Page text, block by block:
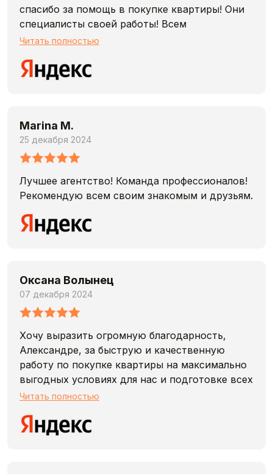
спасибо за помощь в покупке квартиры! Они
специалисты своей работы! Всем
рекомендую!
Читать полностью
Marina M.
25 декабря 2024
Лучшее агентство! Команда профессионалов!
Рекомендую всем своим знакомым и друзьям.
Оксана Волынец
07 декабря 2024
Хочу выразить огромную благодарность,
Александре, за быструю и качественную
работу по покупке квартиры на максимально
выгодных условиях для нас и подготовке всех
необходимых документов. От просмотра до
профессионализм, организованность,
оперативность и грамотный подход. А также
Читать полностью